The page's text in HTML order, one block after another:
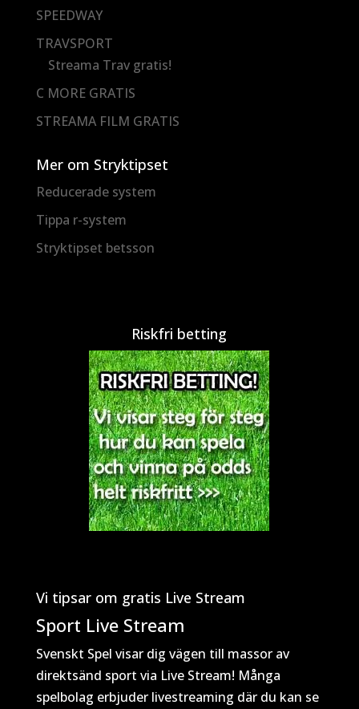
SPEEDWAY
TRAVSPORT
Streama Trav gratis!
C MORE GRATIS
STREAMA FILM GRATIS
Mer om Stryktipset
Reducerade system
Tippa r-system
Stryktipset betsson
Riskfri betting
Vi tipsar om gratis Live Stream
Sport Live Stream
Svenskt Spel visar dig vägen till massor av
direktsänd sport via Live Stream! Många
spelbolag erbjuder livestreaming där du kan se